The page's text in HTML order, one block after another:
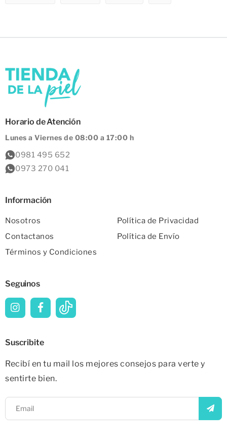
Horario de Atención
Lunes a Viernes de 08:00 a 17:00 h
0981 495 652
0973 270 041
Información
Nosotros
Contactanos
Términos y Condiciones
Política de Privacidad
Política de Envío
Seguinos
Suscribite
Recibí en tu mail los mejores consejos para verte y
sentirte bien.